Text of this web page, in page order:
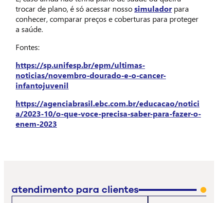
trocar de plano, é só acessar nossosimuladorpara
conhecer, comparar preços e coberturas para proteger
a saúde.
Fontes:
https://sp.unifesp.br/epm/ultimas-
noticias/novembro-dourado-e-o-cancer-
infantojuvenil
https://agenciabrasil.ebc.com.br/educacao/notici
a/2023-10/o-que-voce-precisa-saber-para-fazer-o-
enem-2023
atendimento para clientes